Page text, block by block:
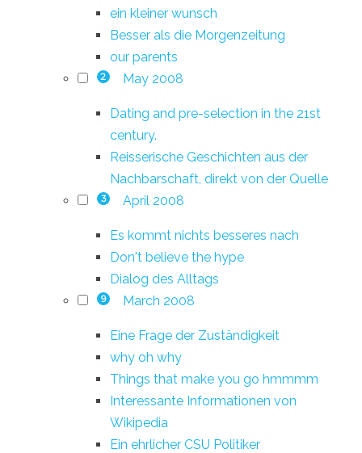
ein kleiner wunsch
Besser als die Morgenzeitung
our parents
2 May 2008
Dating and pre-selection in the 21st
century.
Reisserische Geschichten aus der
Nachbarschaft, direkt von der Quelle
3 April 2008
Es kommt nichts besseres nach
Don't believe the hype
Dialog des Alltags
9 March 2008
Eine Frage der Zuständigkeit
why oh why
Things that make you go hmmmm
Interessante Informationen von
Wikipedia
Ein ehrlicher CSU Politiker